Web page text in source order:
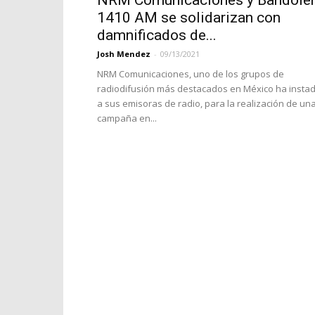
1410 AM se solidarizan con
damnificados de...
Josh Mendez - 09/13/2021
NRM Comunicaciones, uno de los grupos de
radiodifusión más destacados en México ha
a sus emisoras de radio, para la realización de una
campaña en...